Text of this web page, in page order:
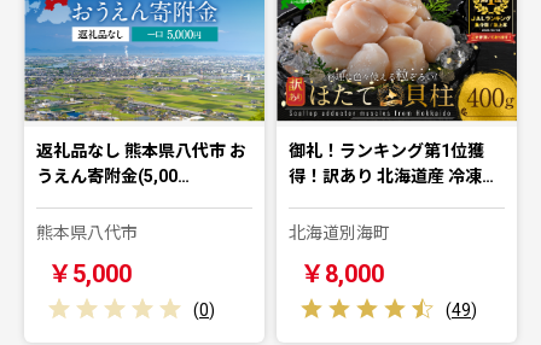
返礼品なし 熊本県八代市 お
うえん寄附金(5,00…
熊本県八代市
￥5,000
(0)
御礼！ランキング第1位獲
得！訳あり 北海道産 冷凍…
北海道別海町
￥8,000
(49)